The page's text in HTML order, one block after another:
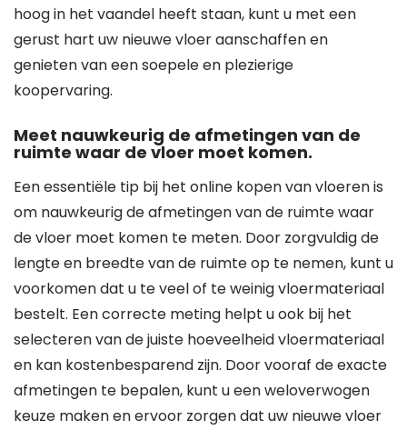
hoog in het vaandel heeft staan, kunt u met een
gerust hart uw nieuwe vloer aanschaffen en
genieten van een soepele en plezierige
koopervaring.
Meet nauwkeurig de afmetingen van de
ruimte waar de vloer moet komen.
Een essentiële tip bij het online kopen van vloeren is
om nauwkeurig de afmetingen van de ruimte waar
de vloer moet komen te meten. Door zorgvuldig de
lengte en breedte van de ruimte op te nemen, kunt u
voorkomen dat u te veel of te weinig vloermateriaal
bestelt. Een correcte meting helpt u ook bij het
selecteren van de juiste hoeveelheid vloermateriaal
en kan kostenbesparend zijn. Door vooraf de exacte
afmetingen te bepalen, kunt u een weloverwogen
keuze maken en ervoor zorgen dat uw nieuwe vloer